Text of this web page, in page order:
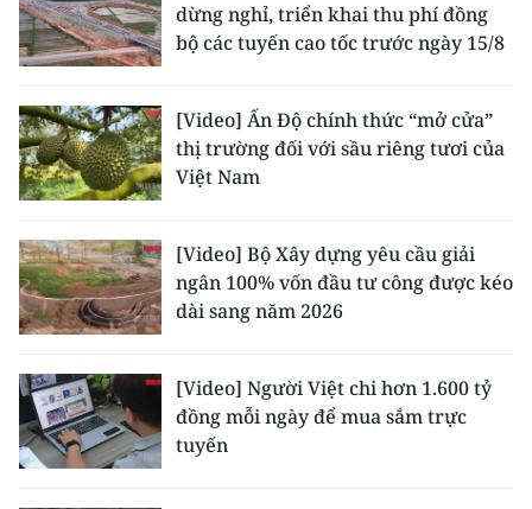
CHUYÊN ĐỀ
VỀ BÁO NHÂN DÂN
NHÂN DÂN CUỐI TUẦN
NHÂN DÂN HẰNG THÁNG
MUA BÁO
ĐỌC BÁO IN
dừng nghỉ, triển khai thu phí đồng
bộ các tuyến cao tốc trước ngày 15/8
[Video] Ấn Độ chính thức “mở cửa”
thị trường đối với sầu riêng tươi của
Việt Nam
[Video] Bộ Xây dựng yêu cầu giải
ngân 100% vốn đầu tư công được kéo
dài sang năm 2026
[Video] Người Việt chi hơn 1.600 tỷ
đồng mỗi ngày để mua sắm trực
tuyến